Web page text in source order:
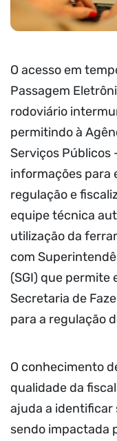
O acesso em
Passagem
rodoviário
permitindo à
Serviços
informações para
regulação e
equipe técnica
utilização da
com
(SGI) que permite
Secretaria de
para a regulação
O conhecimento
qualidade da
ajuda a identificar
sendo impactada